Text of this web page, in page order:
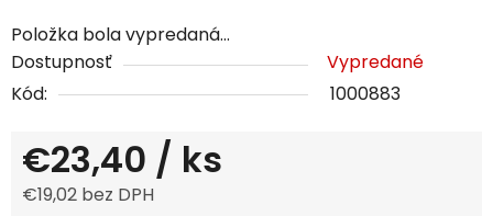
Položka bola vypredaná…
Dostupnosť
Vypredané
Kód:
1000883
€23,40 / ks
€19,02 bez DPH